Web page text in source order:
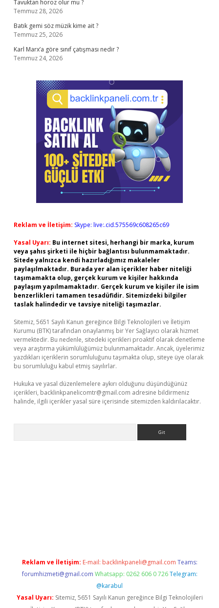
Tavuktan horoz olur mu ?
Temmuz 28, 2026
Batık gemi söz müzik kime ait ?
Temmuz 25, 2026
Karl Marx’a göre sınıf çatışması nedir ?
Temmuz 24, 2026
Reklam ve İletişim: Skype: live:.cid.575569c608265c69
Yasal Uyarı: Bu internet sitesi, herhangi bir marka, kurum
veya şahıs şirketi ile hiçbir bağlantısı bulunmamaktadır.
Sitede yalnızca kendi hazırladığımız makaleler
paylaşılmaktadır. Burada yer alan içerikler haber niteliği
taşımamakta olup, gerçek kurum ve kişiler hakkında
paylaşım yapılmamaktadır. Gerçek kurum ve kişiler ile isim
benzerlikleri tamamen tesadüfidir. Sitemizdeki bilgiler
taslak halindedir ve tavsiye niteliği taşımazlar.
Sitemiz, 5651 Sayılı Kanun gereğince Bilgi Teknolojileri ve İletişim
Kurumu (BTK) tarafından onaylanmış bir Yer Sağlayıcı olarak hizmet
vermektedir. Bu nedenle, sitedeki içerikleri proaktif olarak denetleme
veya araştırma yükümlülüğümüz bulunmamaktadır. Ancak, üyelerimiz
yazdıkları içeriklerin sorumluluğunu taşımakta olup, siteye üye olarak
bu sorumluluğu kabul etmiş sayılırlar.
Hukuka ve yasal düzenlemelere aykırı olduğunu düşündüğünüz
içerikleri, backlinkpanelicomtr@gmail.com adresine bildirmeniz
halinde, ilgili içerikler yasal süre içerisinde sitemizden kaldırılacaktır.
Reklam ve İletişim: E-mail: backlinkpaneli@gmail.com Teams:
forumhizmeti@gmail.com Whatsapp: 0262 606 0 726 Telegram:
@karabul
Yasal Uyarı: Sitemiz, 5651 Sayılı Kanun gereğince Bilgi Teknolojileri